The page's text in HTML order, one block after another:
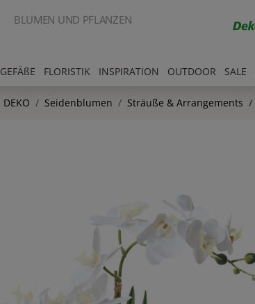
BLUMEN UND PFLANZEN
GEFÄßE FLORISTIK INSPIRATION OUTDOOR SALE
DEKO Seidenblumen Sträuße & Arrangements